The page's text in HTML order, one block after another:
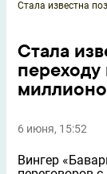
Стала
переходу
6 июня, 15:52
Вингер